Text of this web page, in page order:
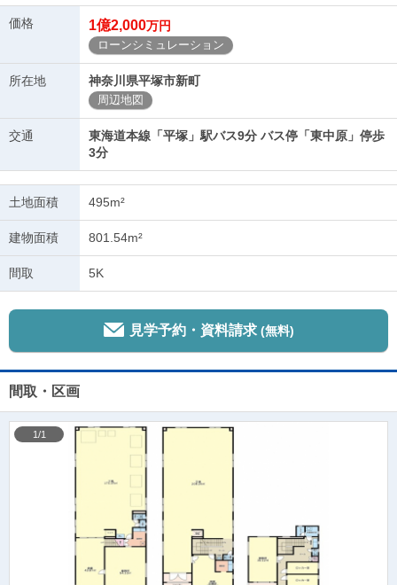
価格 1億2,000万円
ローンシミュレーション
所在地 神奈川県平塚市新町
周辺地図
交通
東海道本線「平塚」駅バス9分 バス停「東中原」停歩
3分
土地面積 495m²
建物面積 801.54m²
間取 5K
見学予約・資料請求 (無料)
間取・区画
1/1